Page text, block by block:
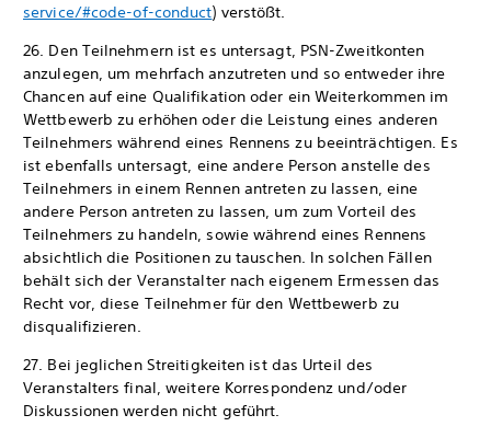
service/#code-of-conduct) verstößt.
26. Den Teilnehmern ist es untersagt, PSN-Zweitkonten
anzulegen, um mehrfach anzutreten und so entweder ihre
Chancen auf eine Qualifikation oder ein Weiterkommen im
Wettbewerb zu erhöhen oder die Leistung eines anderen
Teilnehmers während eines Rennens zu beeinträchtigen. Es
ist ebenfalls untersagt, eine andere Person anstelle des
Teilnehmers in einem Rennen antreten zu lassen, eine
andere Person antreten zu lassen, um zum Vorteil des
Teilnehmers zu handeln, sowie während eines Rennens
absichtlich die Positionen zu tauschen. In solchen Fällen
behält sich der Veranstalter nach eigenem Ermessen das
Recht vor, diese Teilnehmer für den Wettbewerb zu
disqualifizieren.
27. Bei jeglichen Streitigkeiten ist das Urteil des
Veranstalters final, weitere Korrespondenz und/oder
Diskussionen werden nicht geführt.